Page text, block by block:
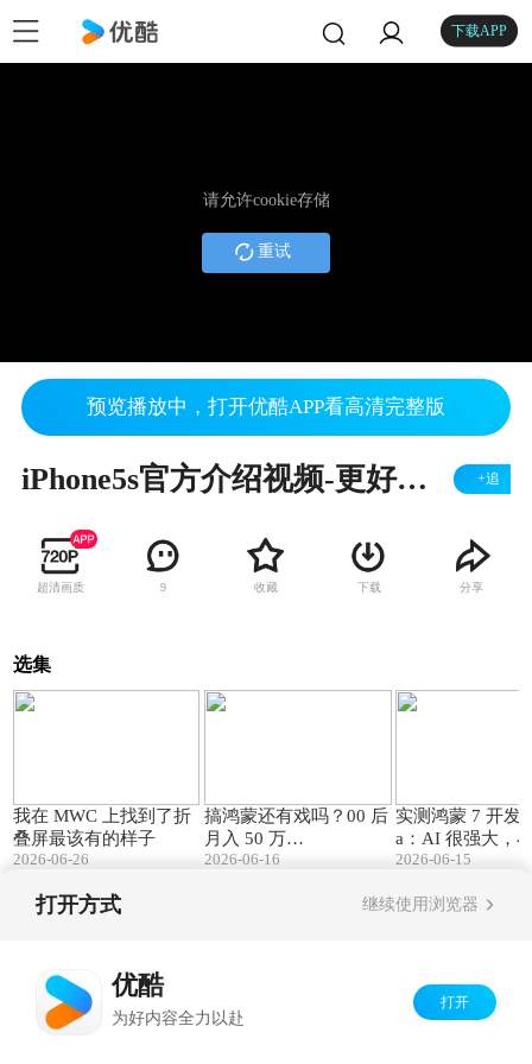
下载APP
请允许cookie存储
重试
预览播放中，打开优酷APP看高清完整版
iPhone5s官方介绍视频-更好的相机 +追
超清画质 9 收藏 下载 分享
选集
我在 MWC 上找到了折
叠屏最该有的样子
2026-06-26
搞鸿蒙还有戏吗？00 后
月入 50 万…
2026-06-16
实测鸿蒙 7 开发
a：AI 很强大，
能干
2026-06-15
打开方式 继续使用浏览器
优酷
为好内容全力以赴
打开